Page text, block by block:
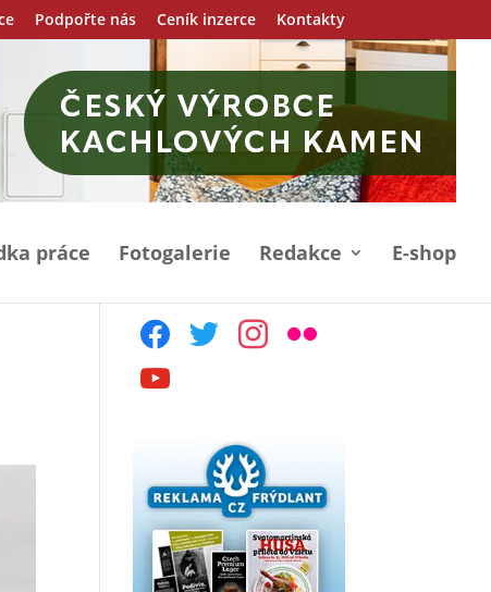
Podpořte nás Ceník inzerce Kontakty
práce Fotogalerie Redakce E-shop
facebooktwitter instagram
flickr
youtube